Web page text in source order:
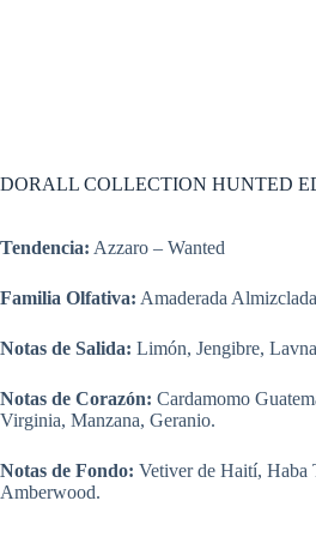
DORALL COLLECTION HUNTED
Tendencia: Azzaro – Wanted
Familia Olfativa: Amaderada Almizclada
Notas de Salida: Limón, Jengibre,
Notas de Corazón: Cardamomo
Virginia, Manzana, Geranio.
Notas de Fondo: Vetiver de Haití, Haba
Amberwood.